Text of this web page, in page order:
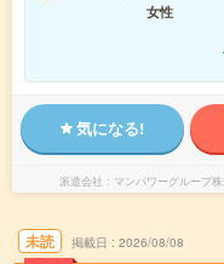
女性
気になる!
派遣会社 マンパワーグループ
未読 掲載日 2026/08/08